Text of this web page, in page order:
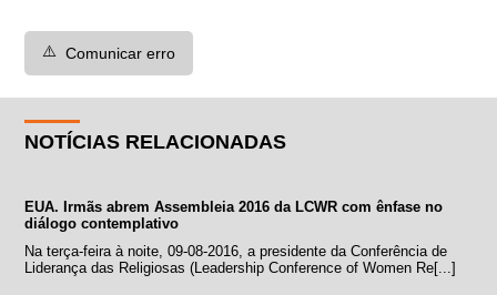
⚠️ Comunicar erro
NOTÍCIAS RELACIONADAS
EUA. Irmãs abrem Assembleia 2016 da LCWR com ênfase no
diálogo contemplativo
Na terça-feira à noite, 09-08-2016, a presidente da Conferência de
Liderança das Religiosas (Leadership Conference of Women Re[...]